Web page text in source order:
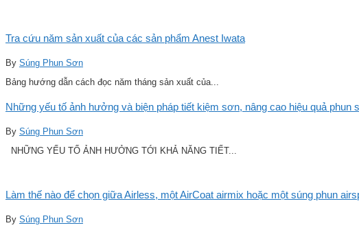
Tra cứu năm sản xuất của các sản phẩm Anest Iwata
By Súng Phun Sơn
Bảng hướng dẫn cách đọc năm tháng sản xuất của...
Những yếu tố ảnh hưởng và biện pháp tiết kiệm sơn, nâng cao hiệu quả phun
By Súng Phun Sơn
NHỮNG YẾU TỐ ẢNH HƯỞNG TỚI KHẢ NĂNG TIẾT...
Làm thế nào để chọn giữa Airless, một AirCoat airmix hoặc một súng phun
By Súng Phun Sơn